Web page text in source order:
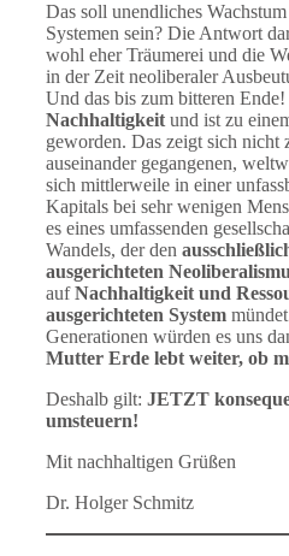
Das soll unendliches
Systemen sein? Die Antwort
wohl eher Träumerei und die
in der Zeit neoliberaler
Und das bis zum bitteren Ende!
Nachhaltigkeit und ist zu
geworden. Das zeigt sich nicht
auseinander gegangenen,
sich mittlerweile in einer
Kapitals bei sehr wenigen
es eines umfassenden
Wandels, der den
ausgerichteten
aufNachhaltigkeit und
ausgerichteten System
Generationen würden es uns
Mutter Erde lebt weiter, ob
Deshalb gilt: JETZT
umsteuern!
Mit nachhaltigen Grüßen
Dr. Holger Schmitz